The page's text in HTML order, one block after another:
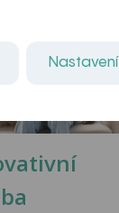
Nastavení